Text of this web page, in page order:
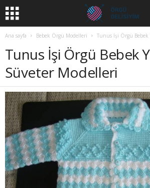
Ana sayfa Bebek Örgü Modelleri Tunus İşi Örgü Bebek
Tunus İşi Örgü Bebek
Süveter Modelleri